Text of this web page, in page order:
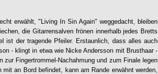
erwählt, "Living In Sin Again" weggedacht, bleiben
die Gitarrensalven frönen innerhalb jedes Bretts
ist der tragende Pfeiler. Erstaunlich, dass alles auch
- klingt in etwa wie Nicke Andersson mit Brusthaar -
Fingertrommel-Nachahmung und zum Finale legen
an Bord befindet, kann am Rande erwähnt werden,